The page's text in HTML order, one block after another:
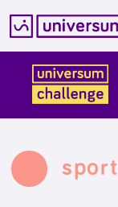
tartalomba
sport